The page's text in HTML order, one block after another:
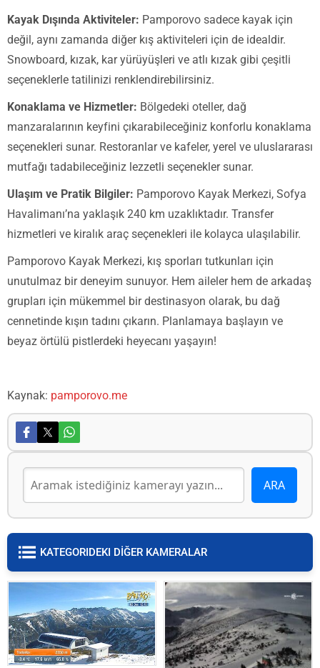
Kayak Dışında Aktiviteler: Pamporovo sadece kayak için
değil, aynı zamanda diğer kış aktiviteleri için de idealdir.
Snowboard, kızak, kar yürüyüşleri ve atlı kızak gibi çeşitli
seçeneklerle tatilinizi renklendirebilirsiniz.
Konaklama ve Hizmetler: Bölgedeki oteller, dağ
manzaralarının keyfini çıkarabileceğiniz konforlu konaklama
seçenekleri sunar. Restoranlar ve kafeler, yerel ve uluslararası
mutfağı tadabileceğiniz lezzetli seçenekler sunar.
Ulaşım ve Pratik Bilgiler: Pamporovo Kayak Merkezi, Sofya
Havalimanı’na yaklaşık 240 km uzaklıktadır. Transfer
hizmetleri ve kiralık araç seçenekleri ile kolayca ulaşılabilir.
Pamporovo Kayak Merkezi, kış sporları tutkunları için
unutulmaz bir deneyim sunuyor. Hem aileler hem de arkadaş
grupları için mükemmel bir destinasyon olarak, bu dağ
cennetinde kışın tadını çıkarın. Planlamaya başlayın ve
beyaz örtülü pistlerdeki heyecanı yaşayın!
Kaynak: pamporovo.me
KATEGORIDEKI DİĞER KAMERALAR